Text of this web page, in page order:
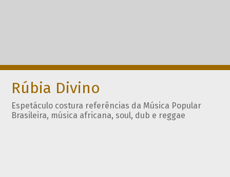
Rúbia Divino
Espetáculo costura referências da Música Popular
Brasileira, música africana, soul, dub e reggae